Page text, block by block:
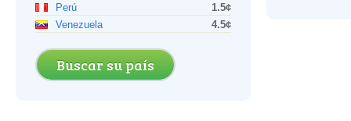
Perú
1.5¢
Venezuela
4.5¢
Buscar su país